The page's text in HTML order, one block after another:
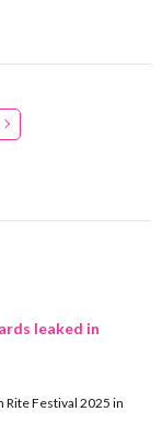
leaked in
Rite Festival 2025 in